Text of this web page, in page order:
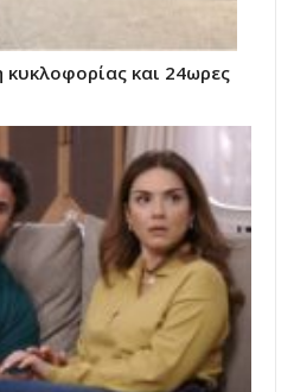
και 24ωρες